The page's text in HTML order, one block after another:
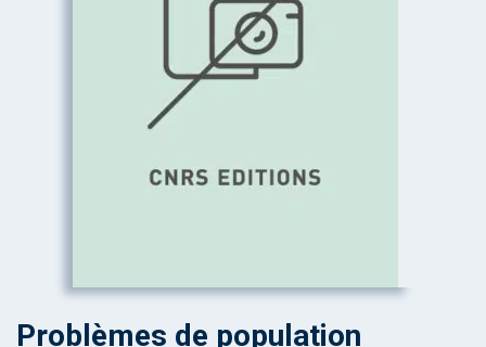
Problèmes de population